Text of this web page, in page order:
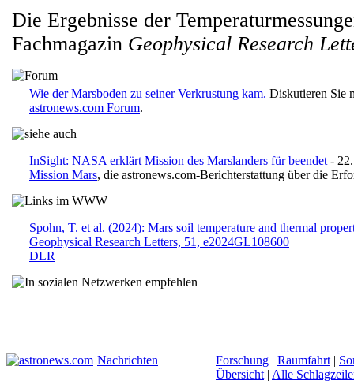
Die Ergebnisse der
Fachmagazin Geophysical Research
Wie der Marsboden zu seiner Verkrustung kam. Diskutieren Sie
astronews.com Forum.
InSight: NASA erklärt Mission des Marslanders für beendet -
Mission Mars, die astronews.com-Berichterstattung über die
Spohn, T. et al. (2024): Mars soil temperature and thermal
Geophysical Research Letters, 51, e2024GL108600
DLR
Nachrichten Forschung | Raumfahrt |
Übersicht | Alle